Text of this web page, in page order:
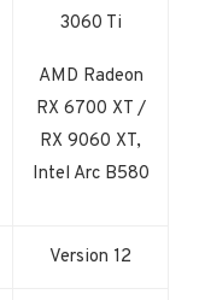
3060 Ti
AMD Radeon
RX 6700 XT /
RX 9060 XT,
Intel Arc B580
Version 12